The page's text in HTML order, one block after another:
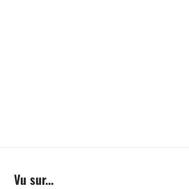
Vu sur...